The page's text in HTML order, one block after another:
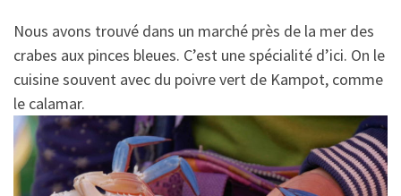
Nous avons trouvé dans un marché près de la mer des
crabes aux pinces bleues. C’est une spécialité d’ici. On le
cuisine souvent avec du poivre vert de Kampot, comme
le calamar.